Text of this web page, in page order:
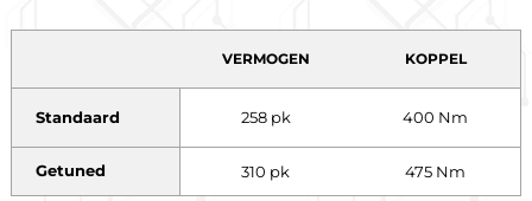
VERMOGEN KOPPEL
Standaard 258 pk 400 Nm
Getuned 310 pk 475 Nm